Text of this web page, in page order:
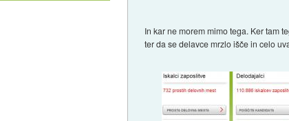
In kar ne morem mimo tega. Ker tam
ter da se delavce mrzlo išče in celo